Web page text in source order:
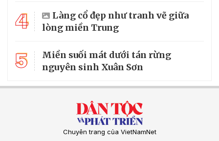
4
Làng cổ đẹp như tranh vẽ giữa
lòng miền Trung
5
Miền suối mát dưới tán rừng
nguyên sinh Xuân Sơn
Chuyên trang của VietNamNet